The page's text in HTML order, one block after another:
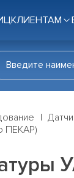
КЛИЕНТАМ
ПЕКАР)